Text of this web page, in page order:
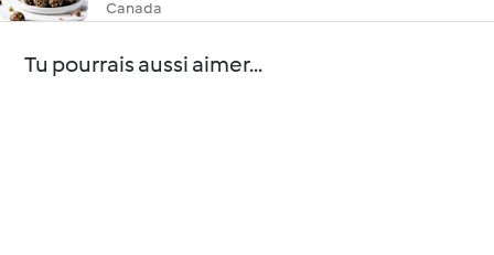
Canada
Tu pourrais aussi aimer...